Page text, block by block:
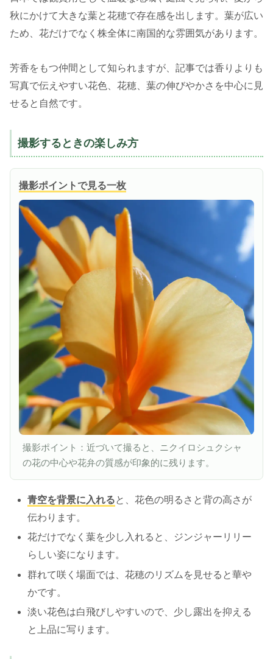
秋にかけて大きな葉と花穂で存在感を出します。葉が広い
ため、花だけでなく株全体に南国的な雰囲気があります。
芳香をもつ仲間として知られますが、記事では香りよりも
写真で伝えやすい花色、花穂、葉の伸びやかさを中心に見
せると自然です。
撮影するときの楽しみ方
撮影ポイントで見る一枚
撮影ポイント：近づいて撮ると、ニクイロシュクシャ
の花の中心や花弁の質感が印象的に残ります。
青空を背景に入れると、花色の明るさと背の高さが
伝わります。
花だけでなく葉を少し入れると、ジンジャーリリー
らしい姿になります。
群れて咲く場面では、花穂のリズムを見せると華や
かです。
淡い花色は白飛びしやすいので、少し露出を抑える
と上品に写ります。